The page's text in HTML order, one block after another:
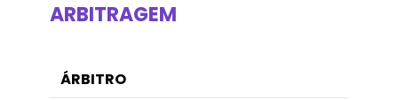
ARBITRAGEM
ÁRBITRO